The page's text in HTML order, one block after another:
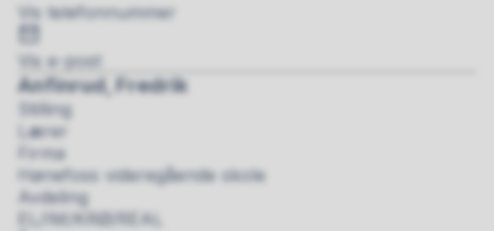
Vis telefonnummer
post
Vis e-post
Anfinrud, Fredrik
Stilling
Lærer
Firma
Hønefoss videregående skole
Avdeling
EL/IM/KRØ/REAL